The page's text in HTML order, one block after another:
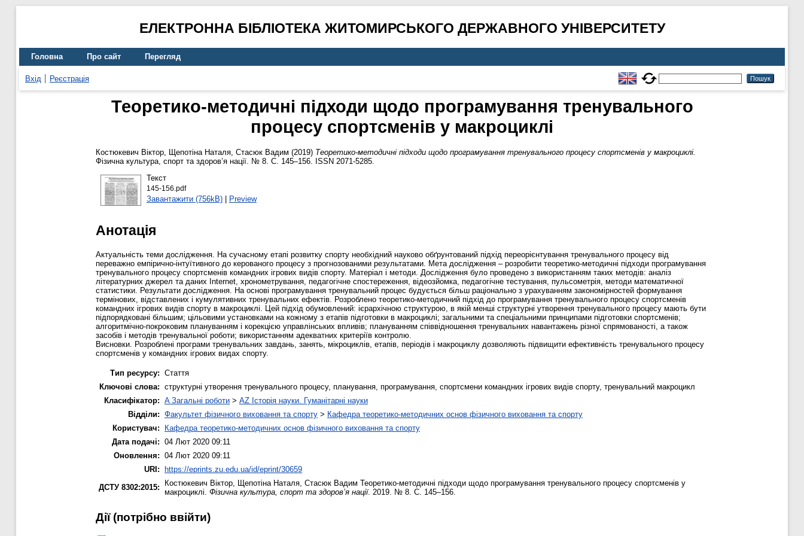
ЕЛЕКТРОННА БІБЛІОТЕКА ЖИТОМИРСЬКОГО ДЕРЖАВНОГО УНІВЕРСИТЕТУ
Головна Про сайт Перегляд
Вхід Реєстрація
Теоретико-методичні підходи щодо програмування тренувального
процесу спортсменів у макроциклі
Костюкевич Віктор, Щепотіна Наталя, Стасюк Вадим (2019) Теоретико-методичні підходи щодо програмування тренувального процесу спортсменів у макроциклі.
Фізична культура, спорт та здоров’я нації. № 8. С. 145–156. ISSN 2071-5285.
Текст
145-156.pdf
Завантажити (756kB)| Preview
Анотація
Актуальність теми дослідження. На сучасному етапі розвитку спорту необхідний науково обґрунтований підхід переорієнтування тренувального процесу від
переважно емпірично-інтуїтивного до керованого процесу з прогнозованими результатами. Мета дослідження – розробити теоретико-методичні підходи програмування
тренувального процесу спортсменів командних ігрових видів спорту. Матеріал і методи. Дослідження було проведено з використанням таких методів: аналіз
літературних джерел та даних Internet, хронометрування, педагогічне спостереження, відеозйомка, педагогічне тестування, пульсометрія, методи математичної
статистики. Результати дослідження. На основі програмування тренувальний процес будується більш раціонально з урахуванням закономірностей формування
термінових, відставлених і кумулятивних тренувальних ефектів. Розроблено теоретико-методичний підхід до програмування тренувального процесу спортсменів
командних ігрових видів спорту в макроциклі. Цей підхід обумовлений: ієрархічною структурою, в якій менші структурні утворення тренувального процесу мають бути
підпорядковані більшим; цільовими установками на кожному з етапів підготовки в макроциклі; загальними та спеціальними принципами підготовки спортсменів;
алгоритмічно-покроковим плануванням і корекцією управлінських впливів; плануванням співвідношення тренувальних навантажень різної спрямованості, а також
засобів і методів тренувальної роботи; використанням адекватних критеріїв контролю.
Висновки. Розроблені програми тренувальних завдань, занять, мікроциклів, етапів, періодів і макроциклу дозволяють підвищити ефективність тренувального процесу
спортсменів у командних ігрових видах спорту.
Тип ресурсу: Стаття
Ключові слова: структурні утворення тренувального процесу, планування, програмування, спортсмени командних ігрових видів спорту, тренувальний макроцикл
Класифікатор: A Загальні роботи > AZ Історія науки. Гуманітарні науки
Відділи: Факультет фізичного виховання та спорту > Кафедра теоретико-методичних основ фізичного виховання та спорту
Користувач:
Кафедра теоретико-методичних основ фізичного виховання та спорту
Дата подачі: 04 Лют 2020 09:11
Оновлення: 04 Лют 2020 09:11
URI: https://eprints.zu.edu.ua/id/eprint/30659
ДСТУ 8302:2015:
Костюкевич Віктор Щепотіна Наталя Стасюк Вадим Теоретико-методичні підходи щодо програмування тренувального процесу спортсменів у
макроциклі. Фізична культура, спорт та здоров’я нації. 2019. № 8. С. 145–156.
Дії ​​(потрібно ввійти)